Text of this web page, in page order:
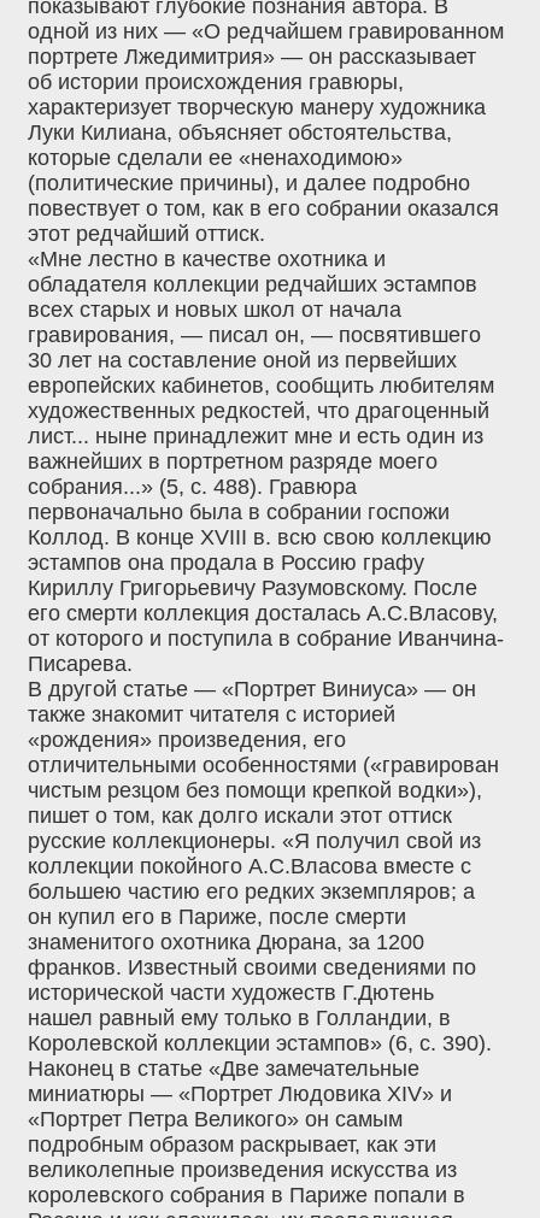
показывают глубокие познания автора. В
одной из них — «О редчайшем гравированном
портрете Лжедимитрия» — он рассказывает
об истории происхождения гравюры,
характеризует творческую манеру художника
Луки Килиана, объясняет обстоятельства,
которые сделали ее «ненаходимою»
(политические причины), и далее подробно
повествует о том, как в его собрании оказался
этот редчайший оттиск.
«Мне лестно в качестве охотника и
обладателя коллекции редчайших эстампов
всех старых и новых школ от начала
гравирования, — писал он, — посвятившего
30 лет на составление оной из первейших
европейских кабинетов, сообщить любителям
художественных редкостей, что драгоценный
лист... ныне принадлежит мне и есть один из
важнейших в портретном разряде моего
собрания...» (5, с. 488). Гравюра
первоначально была в собрании госпожи
Коллод. В конце XVIII в. всю свою коллекцию
эстампов она продала в Россию графу
Кириллу Григорьевичу Разумовскому. После
его смерти коллекция досталась А.С.Власову,
от которого и поступила в собрание Иванчина-
Писарева.
В другой статье — «Портрет Виниуса» — он
также знакомит читателя с историей
«рождения» произведения, его
отличительными особенностями («гравирован
чистым резцом без помощи крепкой водки»),
пишет о том, как долго искали этот оттиск
русские коллекционеры. «Я получил свой из
коллекции покойного А.С.Власова вместе с
большею частию его редких экземпляров; а
он купил его в Париже, после смерти
знаменитого охотника Дюрана, за 1200
франков. Известный своими сведениями по
исторической части художеств Г.Дютень
нашел равный ему только в Голландии, в
Королевской коллекции эстампов» (6, с. 390).
Наконец в статье «Две замечательные
миниатюры — «Портрет Людовика XIV» и
«Портрет Петра Великого» он самым
подробным образом раскрывает, как эти
великолепные произведения искусства из
королевского собрания в Париже попали в